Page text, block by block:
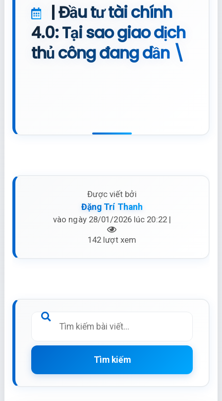
| Đầu tư tài chính
4.0: Tại sao giao dịch
thủ công đang dần \
Được viết bởi
Đặng Trí Thanh
vào ngày 28/01/2026 lúc 20:22 |
142 lượt xem
Tìm kiếm